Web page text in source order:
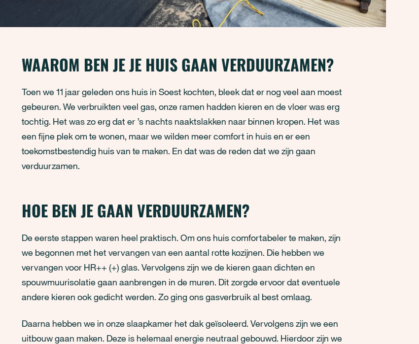
WAAROM BEN JE JE HUIS GAAN VERDUURZAMEN?
Toen we 11 jaar geleden ons huis in Soest kochten, bleek dat er nog veel aan moest
gebeuren. We verbruikten veel gas, onze ramen hadden kieren en de vloer was erg
tochtig. Het was zo erg dat er ’s nachts naaktslakken naar binnen kropen. Het was
een fijne plek om te wonen, maar we wilden meer comfort in huis en er een
toekomstbestendig huis van te maken. En dat was de reden dat we zijn gaan
verduurzamen.
HOE BEN JE GAAN VERDUURZAMEN?
De eerste stappen waren heel praktisch. Om ons huis comfortabeler te maken, zijn
we begonnen met het vervangen van een aantal rotte kozijnen. Die hebben we
vervangen voor HR++ (+) glas. Vervolgens zijn we de kieren gaan dichten en
spouwmuurisolatie gaan aanbrengen in de muren. Dit zorgde ervoor dat eventuele
andere kieren ook gedicht werden. Zo ging ons gasverbruik al best omlaag.
Daarna hebben we in onze slaapkamer het dak geïsoleerd. Vervolgens zijn we een
uitbouw gaan maken. Deze is helemaal energie neutraal gebouwd. Hierdoor zijn we